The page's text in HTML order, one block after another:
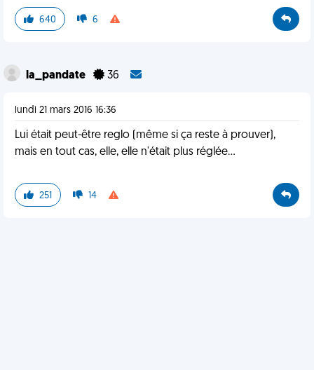
640 6
la_pandate 36
lundi 21 mars 2016 16:36
Lui était peut-être reglo (même si ça reste à prouver),
mais en tout cas, elle, elle n'était plus réglée...
251 14